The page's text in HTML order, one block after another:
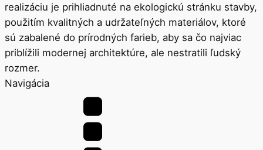
realizáciu je prihliadnuté na ekologickú stránku stavby,
použitím kvalitných a udržateľných materiálov, ktoré
sú zabalené do prírodných farieb, aby sa čo najviac
priblížili modernej architektúre, ale nestratili ľudský
rozmer.
Navigácia